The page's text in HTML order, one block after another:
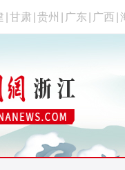
甘肃 贵州 广东 广西